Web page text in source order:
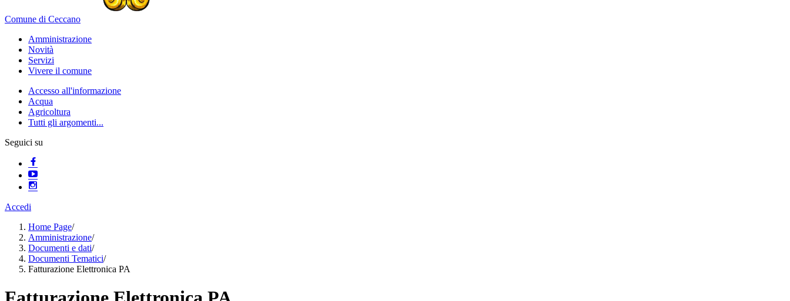
Comune di Ceccano
Amministrazione
Novità
Servizi
Vivere il comune
Accesso all'informazione
Acqua
Agricoltura
Tutti gli argomenti...
Seguici su
Accedi
Home Page/
Amministrazione/
Documenti e dati/
Documenti Tematici/
Fatturazione Elettronica PA